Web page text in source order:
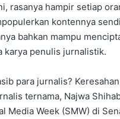
rasanya hampir setiap
kontennya
bahkan mampu
karya penulis jurnalistik.
para jurnalis?
ternama, Najwa
Media Week (SMW) di